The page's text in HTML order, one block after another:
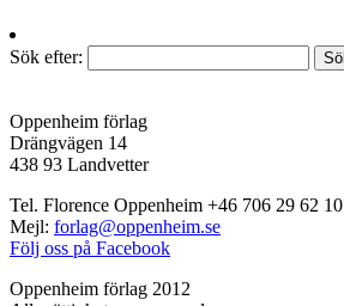
Sök efter:
Oppenheim förlag
Drängvägen 14
438 93 Landvetter
Tel. Florence Oppenheim +46 706 29 62 10
Mejl: forlag@oppenheim.se
Följ oss på Facebook
Oppenheim förlag 2012